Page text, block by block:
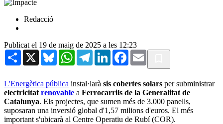
Redacció
Publicat el 19 de maig de 2025 a les 12:23
Share X BlueskyWhatsAppTelegramLinkedInFacebook
Email
L'Energètica pública instal·larà sis cobertes solars per subministrar
electricitat renovable a Ferrocarrils de la Generalitat de
Catalunya. Els projectes, que sumen més de 3.000 panells,
suposaran una inversió global d'1,57 milions d'euros. El més
important s'ubicarà al Centre Operatiu de Rubí (COR).